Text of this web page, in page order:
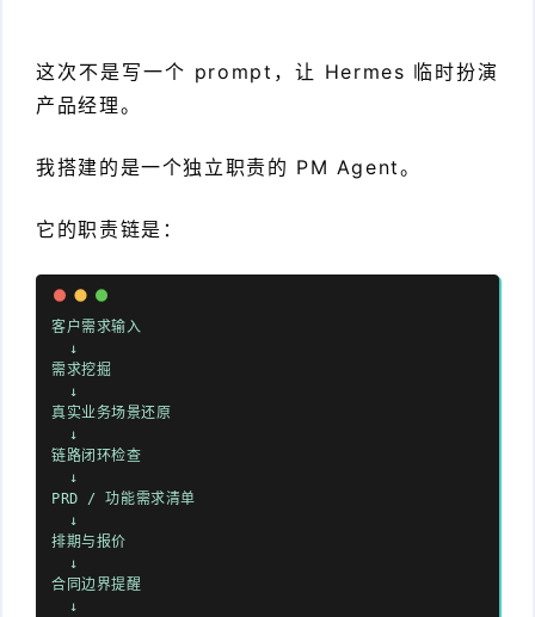
这次不是写一个 prompt，让 Hermes 临时扮演
产品经理。
我搭建的是一个独立职责的 PM Agent。
它的职责链是：
客户需求输入
↓
需求挖掘
↓
真实业务场景还原
↓
链路闭环检查
↓
PRD / 功能需求清单
↓
排期与报价
↓
合同边界提醒
↓